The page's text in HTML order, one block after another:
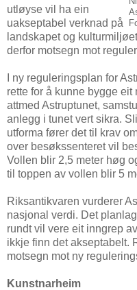
utløyse vil ha ein
uakseptabel verknad på
landskapet og
derfor motsegn mot
I ny reguleringsplan for
rette for å kunne bygge
attmed Astruptunet,
anlegg i tunet vert sikra.
utforma fører det til krav
over besøkssenteret vil
Vollen blir 2,5 meter høg
til toppen av vollen blir 5
Riksantikvaren vurderer
nasjonal verdi. Det
rundt vil vere eit inngrep
ikkje finn det akseptabelt.
motsegn mot ny
Kunstnarheim